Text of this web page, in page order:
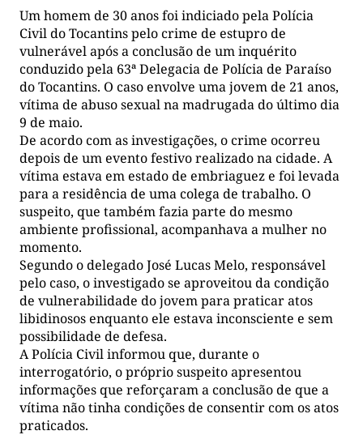
Um homem de 30 anos foi indiciado pela Polícia
Civil do Tocantins pelo crime de estupro de
vulnerável após a conclusão de um inquérito
conduzido pela 63ª Delegacia de Polícia de Paraíso
do Tocantins. O caso envolve uma jovem de 21 anos,
vítima de abuso sexual na madrugada do último dia
9 de maio.
De acordo com as investigações, o crime ocorreu
depois de um evento festivo realizado na cidade. A
vítima estava em estado de embriaguez e foi levada
para a residência de uma colega de trabalho. O
suspeito, que também fazia parte do mesmo
ambiente profissional, acompanhava a mulher no
momento.
Segundo o delegado José Lucas Melo, responsável
pelo caso, o investigado se aproveitou da condição
de vulnerabilidade do jovem para praticar atos
libidinosos enquanto ele estava inconsciente e sem
possibilidade de defesa.
A Polícia Civil informou que, durante o
interrogatório, o próprio suspeito apresentou
informações que reforçaram a conclusão de que a
vítima não tinha condições de consentir com os atos
praticados.